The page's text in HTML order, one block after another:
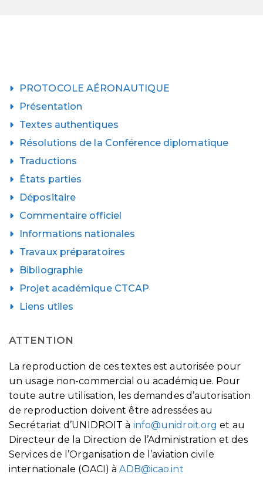
PROTOCOLE AÉRONAUTIQUE
Présentation
Textes authentiques
Résolutions de la Conférence diplomatique
Traductions
États parties
Dépositaire
Commentaire officiel
Informations nationales
Travaux préparatoires
Bibliographie
Projet académique CTCAP
Liens utiles
ATTENTION
La reproduction de ces textes est autorisée pour
un usage non-commercial ou académique. Pour
toute autre utilisation, les demandes d’autorisation
de reproduction doivent être adressées au
Secrétariat d’UNIDROIT à info@unidroit.org et au
Directeur de la Direction de l’Administration et des
Services de l’Organisation de l’aviation civile
internationale (OACI) àADB@icao.int